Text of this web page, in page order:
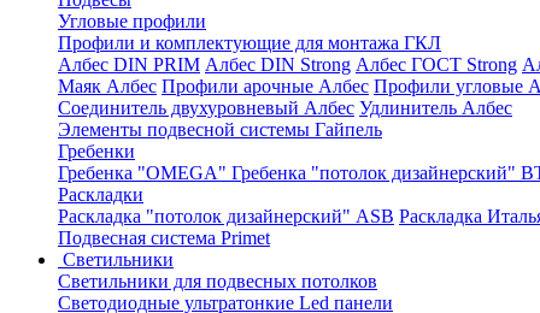
Угловые профили
Профили и комплектующие для монтажа ГКЛ
Албес DIN PRIM Албес DIN Strong Албес ГОСТ Strong
Маяк Албес Профили арочные Албес Профили угловые
Соединитель двухуровневый Албес Удлинитель Албес
Элементы подвесной системы Гайпель
Гребенки
Гребенка "OMEGA" Гребенка "потолок дизайнерский"
Раскладки
Раскладка "потолок дизайнерский" ASB Раскладка
Подвесная система Primet
Светильники
Светильники для подвесных потолков
Светодиодные ультратонкие Led панели